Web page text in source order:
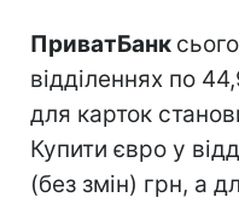
ПриватБанк
відділеннях по
для карток
Купити євро у
(без змін) грн, а